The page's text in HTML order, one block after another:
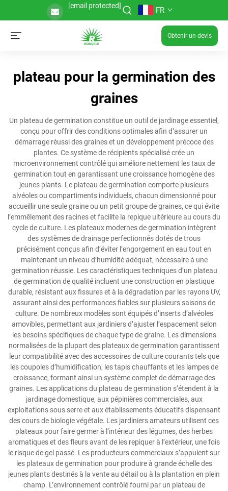
[email protected] FR
Obtenir un devis
plateau pour la germination des
graines
Un plateau de germination constitue un outil de jardinage essentiel,
conçu pour offrir des conditions optimales afin d’assurer un
démarrage réussi des graines et un développement précoce des
plantes. Ce système de récipients spécialisé crée un
microenvironnement contrôlé qui améliore nettement les taux de
germination tout en garantissant une croissance homogène des
jeunes plants. Le plateau de germination comporte plusieurs
alvéoles ou compartiments individuels, chacun dimensionné pour
accueillir une seule graine ou un petit groupe de graines, ce qui évite
l’emmêlement des racines et facilite la repique ultérieure au cours du
cycle de culture. Les plateaux modernes de germination intègrent
des systèmes de drainage perfectionnés dotés de trous
précisément conçus afin d’éviter l’engorgement en eau tout en
maintenant un niveau d’humidité adéquat, nécessaire à une
germination réussie. Les caractéristiques techniques d’un plateau
de germination de qualité incluent une construction en plastique
durable, résistant aux fissures et à la dégradation par les rayons UV,
assurant ainsi des performances fiables sur plusieurs saisons de
culture. De nombreux modèles sont équipés d’inserts d’alvéoles
amovibles, permettant aux jardiniers d’ajuster l’espacement selon
les besoins spécifiques de chaque type de graine. Les dimensions
normalisées de la plupart des plateaux de germination garantissent
leur compatibilité avec des accessoires de culture courants tels que
les coupoles d’humidification, les tapis chauffants et les lampes de
croissance, formant ainsi un système complet de démarrage des
graines. Les applications du plateau de germination s’étendent à la
jardinage domestique, aux pépinières commerciales, aux
exploitations sous serre et aux établissements éducatifs dispensant
des cours de biologie végétale. Les jardiniers amateurs utilisent ces
plateaux pour faire germer à l’intérieur des légumes, des herbes
aromatiques et des fleurs avant de les repiquer à l’extérieur, une fois
le risque de gel passé. Les producteurs commerciaux s’appuient sur
les plateaux de germination pour produire à grande échelle des
jeunes plants destinés à la vente au détail ou à la plantation en plein
champ. L’environnement contrôlé fourni par un plateau de